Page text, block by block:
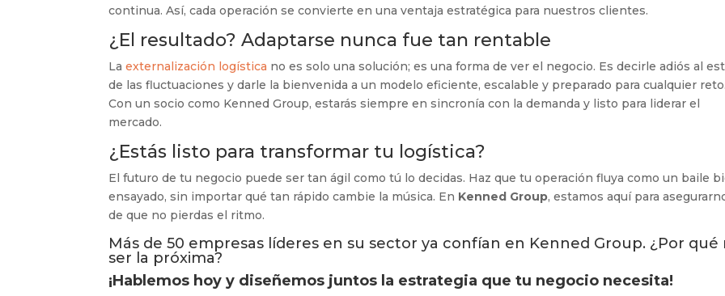
continua. Así, cada operación se convierte en una ventaja estratégica para nuestros clientes.
¿El resultado? Adaptarse nunca fue tan rentable
Laexternalización logística no es solo una solución; es una forma de ver el negocio. Es decirle adiós al
de las fluctuaciones y darle la bienvenida a un modelo eficiente, escalable y preparado para cualquier reto.
Con un socio como Kenned Group, estarás siempre en sincronía con la demanda y listo para liderar el
mercado.
¿Estás listo para transformar tu logística?
El futuro de tu negocio puede ser tan ágil como tú lo decidas. Haz que tu operación fluya como un baile
ensayado, sin importar qué tan rápido cambie la música. En Kenned Group, estamos aquí para
de que no pierdas el ritmo.
Más de 50 empresas líderes en su sector ya confían en Kenned Group. ¿Por qué
ser la próxima?
¡Hablemos hoy y diseñemos juntos la estrategia que tu negocio necesita!